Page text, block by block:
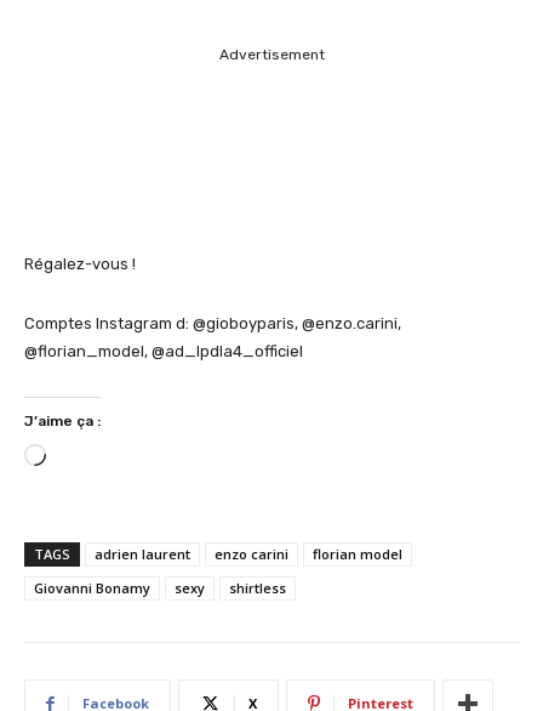
Advertisement
Régalez-vous !
Comptes Instagram d: @gioboyparis, @enzo.carini,
@florian_model, @ad_lpdla4_officiel
J’aime ça :
C
r
g
e
TAGS adrien laurent enzo carini
florian model
Giovanni Bonamy
sexy shirtless
Facebook X Pinterest